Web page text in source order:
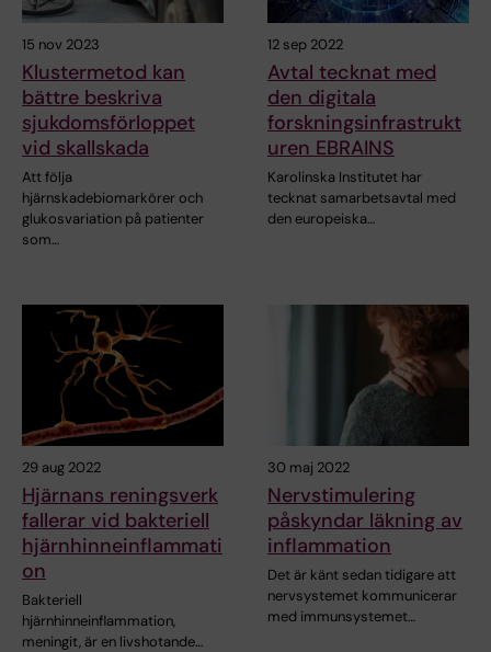
15 nov 2023
Klustermetod kan
bättre beskriva
sjukdomsförloppet
vid skallskada
Att följa
hjärnskadebiomarkörer och
glukosvariation på patienter
som…
12 sep 2022
Avtal tecknat med
den digitala
forskningsinfrastrukt
uren EBRAINS
Karolinska Institutet har
tecknat samarbetsavtal med
den europeiska…
29 aug 2022
Hjärnans reningsverk
fallerar vid bakteriell
hjärnhinneinflammati
on
Bakteriell
hjärnhinneinflammation,
meningit, är en livshotande…
30 maj 2022
Nervstimulering
påskyndar läkning av
inflammation
Det är känt sedan tidigare att
nervsystemet kommunicerar
med immunsystemet…